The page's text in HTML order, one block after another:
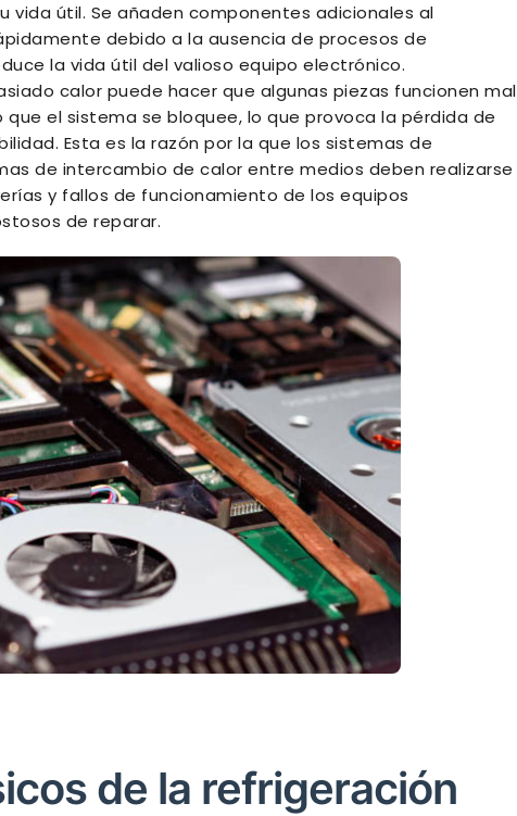
vida útil. Se añaden componentes adicionales al
debido a la ausencia de procesos de
la vida útil del valioso equipo electrónico.
calor puede hacer que algunas piezas funcionen mal
el sistema se bloquee, lo que provoca la pérdida de
Esta es la razón por la que los sistemas de
de intercambio de calor entre medios deben realizarse
y fallos de funcionamiento de los equipos
de reparar.
de la refrigeración